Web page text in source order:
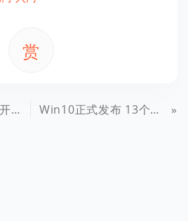
赏
法 Win10正式发布 13个新特性快速解读